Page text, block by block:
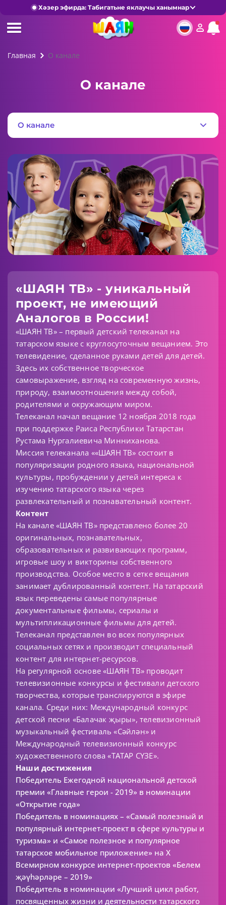
Хәзер эфирда: Табигатьне яклаучы ханымнар
Главная О канале
О канале
О канале
«ШАЯН ТВ» - уникальный
проект, не имеющий
Аналогов в России!
«ШАЯН ТВ» – первый детский телеканал на
татарском языке с круглосуточным вещанием. Это
телевидение, сделанное руками детей для детей.
Здесь их собственное творческое
самовыражение, взгляд на современную жизнь,
природу, взаимоотношения между собой,
родителями и окружающим миром.
Телеканал начал вещание 12 ноября 2018 года
при поддержке Раиса Республики Татарстан
Рустама Нургалиевича Минниханова.
Миссия телеканала ««ШАЯН ТВ» состоит в
популяризации родного языка, национальной
культуры, пробуждении у детей интереса к
изучению татарского языка через
развлекательный и познавательный контент.
Контент
На канале «ШАЯН ТВ» представлено более 20
оригинальных, познавательных,
образовательных и развивающих программ,
игровые шоу и викторины собственного
производства. Особое место в сетке вещания
занимает дублированный контент. На татарский
язык переведены самые популярные
документальные фильмы, сериалы и
мультипликационные фильмы для детей.
Телеканал представлен во всех популярных
социальных сетях и производит специальный
контент для интернет-ресурсов.
На регулярной основе «ШАЯН ТВ» проводит
телевизионные конкурсы и фестивали детского
творчества, которые транслируются в эфире
канала. Среди них: Международный конкурс
детской песни «Балачак җыры», телевизионный
музыкальный фестиваль «Сәйлән» и
Международный телевизионный конкурс
художественного слова «ТАТАР СҮЗЕ».
Наши достижения
Победитель Ежегодной национальной детской
премии «Главные герои - 2019» в номинации
«Открытие года»
Победитель в номинациях – «Самый полезный и
популярный интернет-проект в сфере культуры и
туризма» и «Самое полезное и популярное
татарское мобильное приложение» на X
Всемирном конкурсе интернет-проектов «Белем
җәүһәрләре – 2019»
Победитель в номинации «Лучший цикл работ,
посвященных жизни и деятельности татарского